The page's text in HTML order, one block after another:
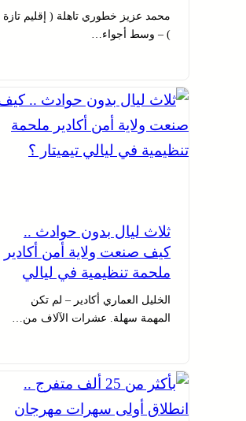
جهود ميدانية أسهمت في
إنجاح العرس الثقافي
محمد عزيز خطوري تاهلة ( إقليم تازة
) – وسط أجواء…
ثلاث ليال بدون حوادث ..
كيف صنعت ولاية أمن أكادير
ملحمة تنظيمية في ليالي
تيميتار ؟
الخليل العماري أكادير – لم تكن
المهمة سهلة. عشرات الآلاف من…